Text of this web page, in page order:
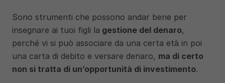
Sono strumenti che possono andar bene per
insegnare ai tuoi figli la gestione del denaro,
perché vi si può associare da una certa età in poi
una carta di debito e versare denaro, ma di certo
non si tratta di un’opportunità di investimento.